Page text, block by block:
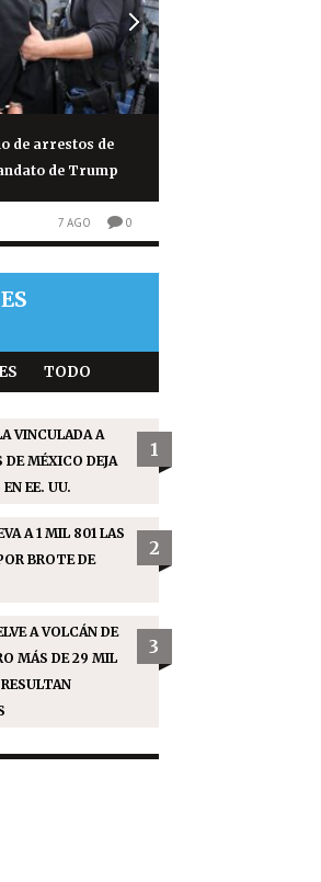
de arrestos de
de Trump
7 AGO 0
TODO
VINCULADA A
DE MÉXICO DEJA
EE. UU.
1
A 1 MIL 801 LAS
BROTE DE
2
A VOLCÁN DE
MÁS DE 29 MIL
3